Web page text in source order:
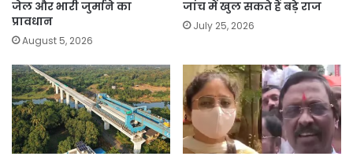
जेल और भारी जुर्माने का
प्रावधान
August 5, 2026
जांच में खुल सकते हैं बड़े राज
July 25, 2026